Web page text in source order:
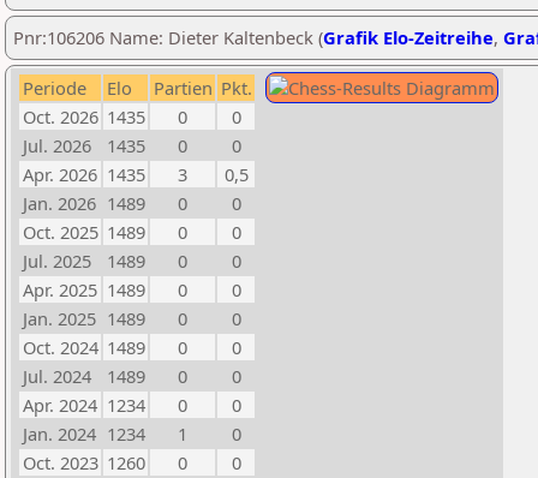
Pnr:106206 Name: Dieter Kaltenbeck (Grafik Elo-Zeitreihe,
Periode Elo Partien Pkt.
Oct. 2026 1435 0
0
Jul. 2026
1435 0
0
Apr. 2026 1435 3
0,5
Jan. 2026 1489 0
0
Oct. 2025 1489 0
0
Jul. 2025
1489 0
0
Apr. 2025 1489 0
0
Jan. 2025 1489 0
0
Oct. 2024 1489 0
0
Jul. 2024
1489 0
0
Apr. 2024 1234 0
0
Jan. 2024 1234 1
0
Oct. 2023 1260 0
0